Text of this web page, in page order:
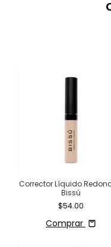
Corrector Líquido
Bissú
$54.00
Comprar